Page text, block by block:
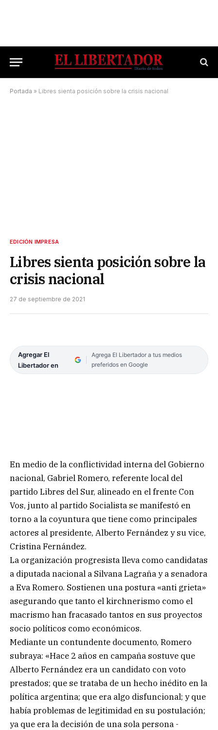
Portada » Libres sienta posición sobre la crisis nacional
EDICIÓN IMPRESA
Libres sienta posición sobre la
crisis nacional
27 de septiembre de 2021
Agregar El
Libertador en
Agrega El Libertador a tus medios
preferidos en Google
En medio de la conflictividad interna del Gobierno
nacional, Gabriel Romero, referente local del
partido Libres del Sur, alineado en el frente Con
Vos, junto al partido Socialista se manifestó en
torno a la coyuntura que tiene como principales
actores al presidente, Alberto Fernández y su vice,
Cristina Fernández.
La organización progresista lleva como candidatas
a diputada nacional a Silvana Lagraña y a senadora
a Eva Romero. Sostienen una postura «anti grieta»
asegurando que tanto el kirchnerismo como el
macrismo han fracasado tantos en sus proyectos
socio políticos como económicos.
Mediante un contundente documento, Romero
subraya: «Hace 2 años en campaña sostuve que
Alberto Fernández era un candidato con voto
prestados; que se trataba de un hecho inédito en la
política argentina; que era algo disfuncional; y que
había problemas de legitimidad en su postulación;
ya que era la decisión de una sola persona -